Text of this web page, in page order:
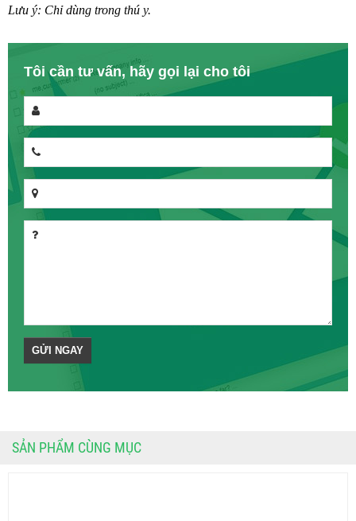
Lưu ý: Chỉ dùng trong thú y.
Tôi cần tư vấn, hãy gọi lại cho tôi
SẢN PHẨM CÙNG MỤC